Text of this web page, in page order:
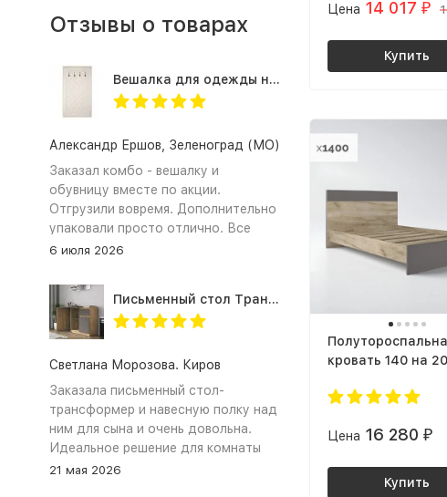
bergen 2
Цена 14 017 ₽
Купить
кровать 140 на
на 2000 КР-44
дуб крафт серый
Цена 16 280 ₽
Купить
Отзывы о товарах
Вешалка для одежды настенная в прихожую Оливия Н2, экокожа молочная
Александр Ершов, Зеленоград (МО)
Заказал комбо - вешалку и
обувницу вместе по акции.
Отгрузили вовремя. Дополнительно
упаковали просто отлично. Все
получили и собрали. Документы на
Спасибо!
6 июля 2026
Письменный стол Трансформер для школьника с тумбой СП-21 СИТИ ЛДСП графит / дуб крафт золотой
Светлана Морозова. Киров
Заказала письменный стол-
трансформер и навесную полку над
ним для сына и очень довольна.
Идеальное решение для комнаты
школьника. ЛДСП в сочетании
21 мая 2026